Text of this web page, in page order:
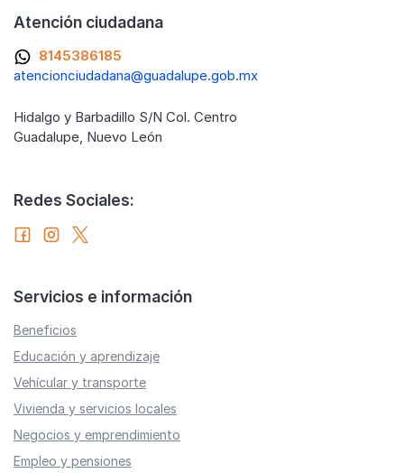
Atención ciudadana
8145386185
atencionciudadana@guadalupe.gob.mx
Hidalgo y Barbadillo S/N Col. Centro
Guadalupe, Nuevo León
Redes Sociales:
Servicios e información
Beneficios
Educación y aprendizaje
Vehícular y transporte
Vivienda y servicios locales
Negocios y emprendimiento
Empleo y pensiones